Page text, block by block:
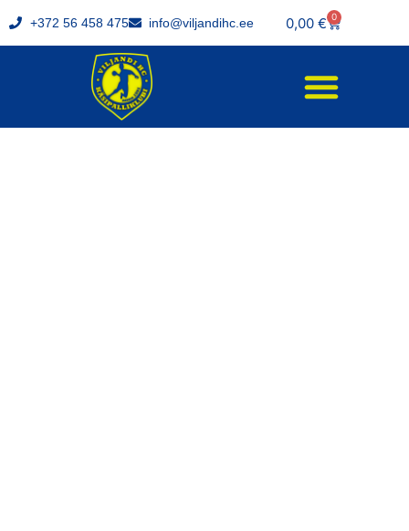
+372 56 458 475 info@viljandihc.ee 0,00 € 0